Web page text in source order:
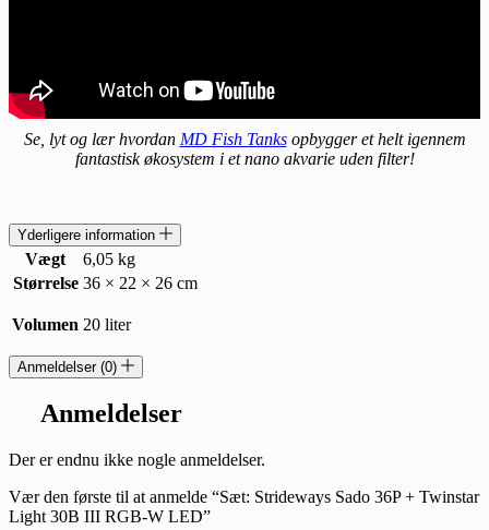
Se, lyt og lær hvordan MD Fish Tanksopbygger et helt igennem
fantastisk økosystem i et nano akvarie uden filter!
Yderligere information
Vægt
6,05 kg
Størrelse 36 × 22 × 26 cm
Volumen 20 liter
Anmeldelser (0)
Anmeldelser
Der er endnu ikke nogle anmeldelser.
Vær den første til at anmelde “Sæt: Strideways Sado 36P + Twinstar
Light 30B III RGB-W LED”